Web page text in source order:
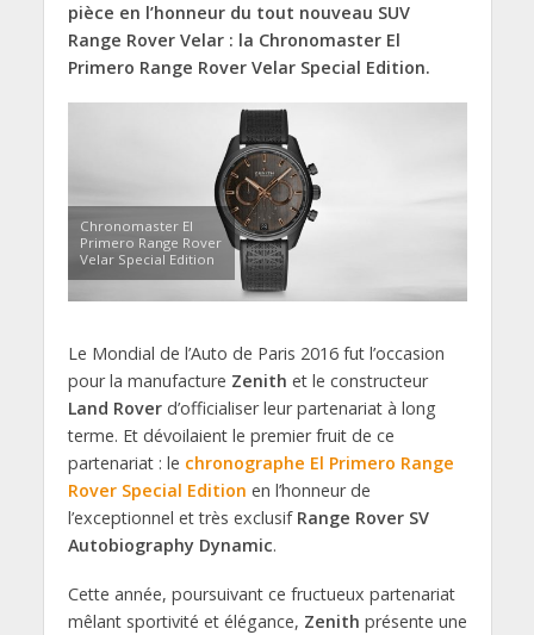
pièce en l’honneur du tout nouveau SUV
Range Rover Velar : la Chronomaster El
Primero Range Rover Velar Special Edition.
Chronomaster El
Primero Range Rover
Velar Special Edition
Le Mondial de l’Auto de Paris 2016 fut l’occasion
pour la manufacture Zenith et le constructeur
Land Roverd’officialiser leur partenariat à long
terme. Et dévoilaient le premier fruit de ce
partenariat : le chronographe El Primero Range
Rover Special Edition en l’honneur de
l’exceptionnel et très exclusif Range Rover SV
Autobiography Dynamic.
Cette année, poursuivant ce fructueux partenariat
mêlant sportivité et élégance, Zenith présente une